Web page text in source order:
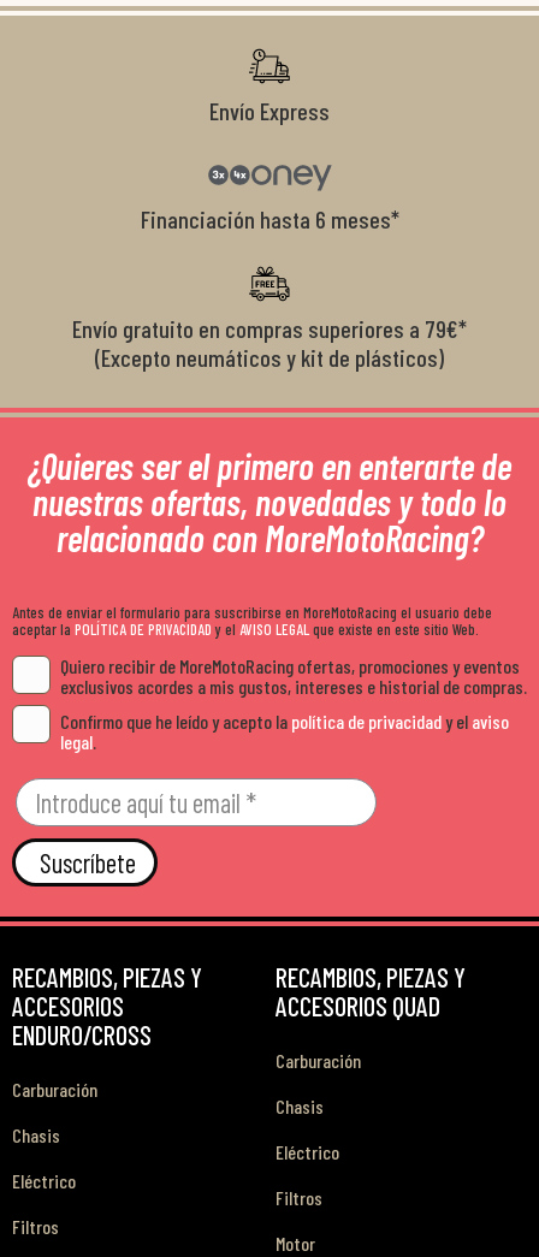
Envío Express
Financiación hasta 6 meses*
Envío gratuito en compras superiores a 79€*
(Excepto neumáticos y kit de plásticos)
¿Quieres ser el primero en enterarte de
nuestras ofertas, novedades y todo lo
relacionado con MoreMotoRacing?
Antes de enviar el formulario para suscribirse en MoreMotoRacing el usuario debe
aceptar la POLÍTICA DE PRIVACIDADy el AVISO LEGALque existe en este sitio Web.
Quiero recibir de MoreMotoRacing ofertas, promociones y eventos
exclusivos acordes a mis gustos, intereses e historial de compras.
Confirmo que he leído y acepto la política de privacidady el aviso
legal.
Suscríbete
RECAMBIOS, PIEZAS Y
ACCESORIOS
ENDURO/CROSS
Carburación
Chasis
Eléctrico
Filtros
RECAMBIOS, PIEZAS Y
ACCESORIOS QUAD
Carburación
Chasis
Eléctrico
Filtros
Motor